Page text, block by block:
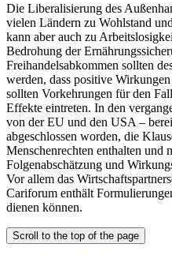
Die Liberalisierung des
vielen Ländern zu Wohlstand
kann aber auch zu
Bedrohung der
Freihandelsabkommen sollten
werden, dass positive
sollten Vorkehrungen für den
Effekte eintreten. In den
von der EU und den USA –
abgeschlossen worden, die
Menschenrechten enthalten und
Folgenabschätzung und
Vor allem das
Cariforum enthält
dienen können.
Scroll to the top of the page